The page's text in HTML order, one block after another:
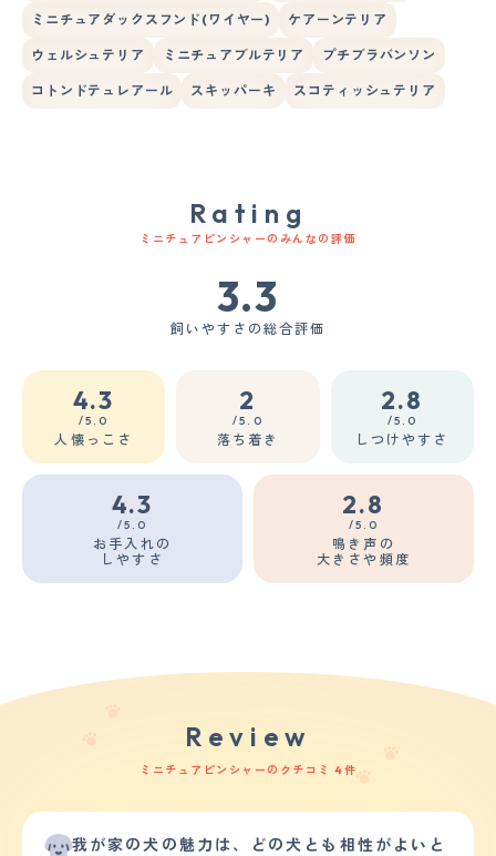
ミニチュアダックスフンド(ワイヤー) ケアーンテリア
ウェルシュテリア ミニチュアブルテリア プチブラバンソン
コトンドテュレアール スキッパーキ スコティッシュテリア
Rating
ミニチュアピンシャーのみんなの評価
3.3
飼いやすさの総合評価
4.3
/5.0
人懐っこさ
2
/5.0
落ち着き
2.8
/5.0
しつけやすさ
4.3
/5.0
お手入れの
しやすさ
2.8
/5.0
鳴き声の
大きさや頻度
Review
ミニチュアピンシャーのクチコミ 4件
我が家の犬の魅力は、どの犬とも相性がよいと